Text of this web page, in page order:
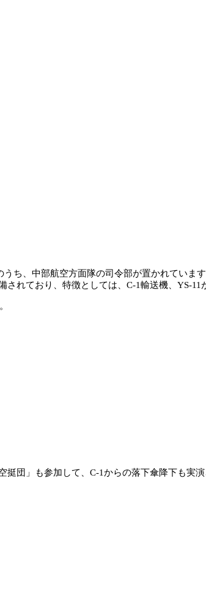
ち、中部航空方面隊の司令部が置かれています
れており、特徴としては、C-1輸送機、YS-11
団」も参加して、C-1からの落下傘降下も実演